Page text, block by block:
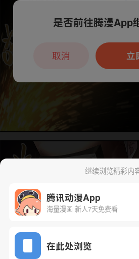
下一话
继续浏览精彩内
腾讯动漫App
海量漫画 新人7天免费看
在此处浏览
本章节仅支持App阅读，
户7天免费看
是否前往腾漫App
立
取消